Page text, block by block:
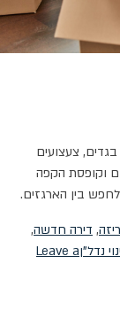
צעצועים
וקופסת הקפה
בין הארגזים.
, דירה חדשה,
נדל"ןLeave a